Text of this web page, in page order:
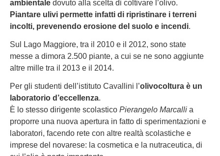
ambientale dovuto alla scelta di coltivare l’olivo.
Piantare ulivi permette infatti di ripristinare i terreni
incolti, prevenendo erosione del suolo e incendi.
Sul Lago Maggiore, tra il 2010 e il 2012, sono state
messe a dimora 2.500 piante, a cui se ne sono aggiunte
altre mille tra il 2013 e il 2014.
Per gli studenti dell’istituto Cavallini l’olivocoltura è un
laboratorio d’eccellenza.
È lo stesso dirigente scolastico Pierangelo Marcalli a
proporre una nuova apertura in fatto di sperimentazioni e
laboratori, facendo rete con altre realtà scolastiche e
imprese del novarese: la cosmetica e la nutraceutica, di